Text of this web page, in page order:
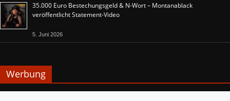
35.000 Euro Bestechungsgeld & N-Wort – Montanablack
veröffentlicht Statement-Video
5. Juni 2026
Werbung